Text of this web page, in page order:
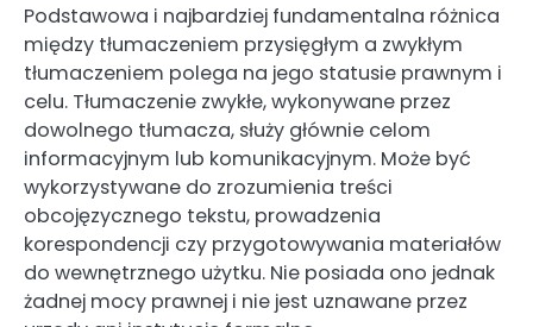
Podstawowa i najbardziej fundamentalna różnica
między tłumaczeniem przysięgłym a zwykłym
tłumaczeniem polega na jego statusie prawnym i
celu. Tłumaczenie zwykłe, wykonywane przez
dowolnego tłumacza, służy głównie celom
informacyjnym lub komunikacyjnym. Może być
wykorzystywane do zrozumienia treści
obcojęzycznego tekstu, prowadzenia
korespondencji czy przygotowywania materiałów
do wewnętrznego użytku. Nie posiada ono jednak
żadnej mocy prawnej i nie jest uznawane przez